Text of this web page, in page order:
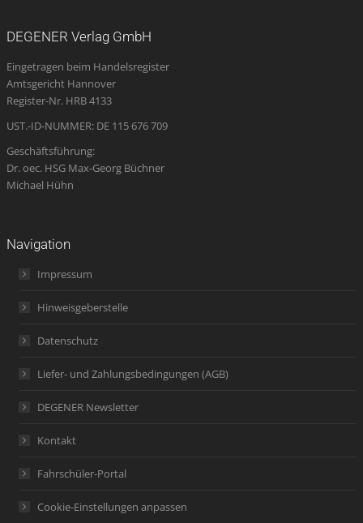
new
window
new
window
new
window
opens
in
new
new
DEGENER Verlag GmbH
Eingetragen beim Handelsregister
Amtsgericht Hannover
Register-Nr. HRB 4133
UST.-ID-NUMMER: DE 115 676 709
Geschäftsführung:
Dr. oec. HSG Max-Georg Büchner
Michael Hühn
Navigation
Impressum
Hinweisgeberstelle
Datenschutz
Liefer- und Zahlungsbedingungen (AGB)
DEGENER Newsletter
Kontakt
Fahrschüler-Portal
Cookie-Einstellungen anpassen